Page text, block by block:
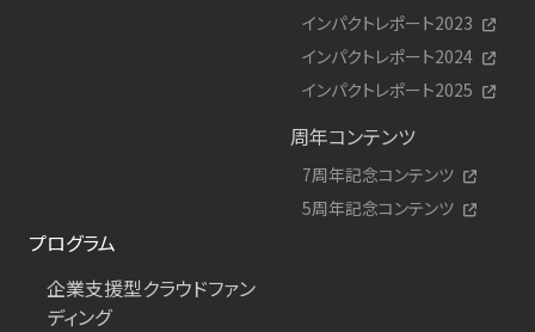
インパクトレポート2023
インパクトレポート2024
インパクトレポート2025
周年コンテンツ
7周年記念コンテンツ
5周年記念コンテンツ
プログラム
企業支援型クラウドファン
ディング